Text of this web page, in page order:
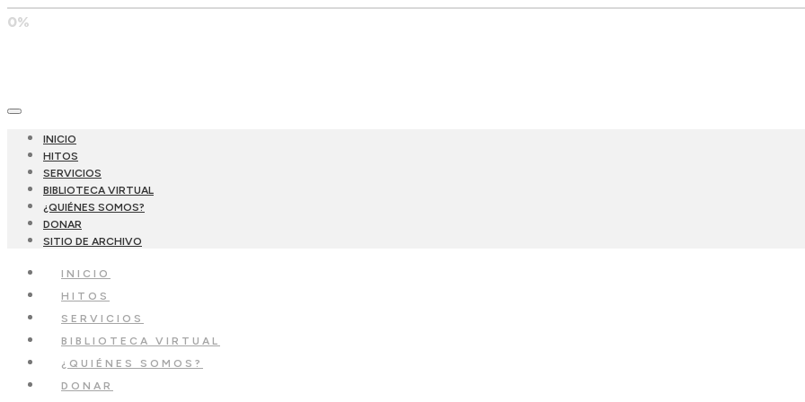
0%
INICIO
HITOS
SERVICIOS
BIBLIOTECA VIRTUAL
¿QUIÉNES SOMOS?
DONAR
SITIO DE ARCHIVO
INICIO
HITOS
SERVICIOS
BIBLIOTECA VIRTUAL
¿QUIÉNES SOMOS?
DONAR